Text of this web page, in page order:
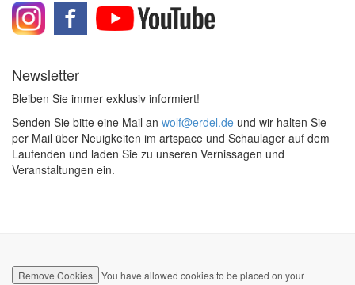
Newsletter
Bleiben Sie immer exklusiv informiert!
Senden Sie bitte eine Mail an wolf@erdel.de und wir halten Sie
per Mail über Neuigkeiten im artspace und Schaulager auf dem
Laufenden und laden Sie zu unseren Vernissagen und
Veranstaltungen ein.
Remove Cookies
You have allowed cookies to be placed on your